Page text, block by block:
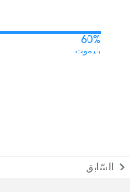
60%
بليموث
السّابق